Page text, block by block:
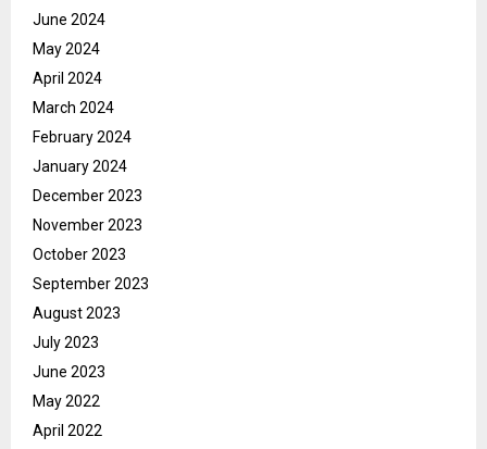
June 2024
May 2024
April 2024
March 2024
February 2024
January 2024
December 2023
November 2023
October 2023
September 2023
August 2023
July 2023
June 2023
May 2022
April 2022